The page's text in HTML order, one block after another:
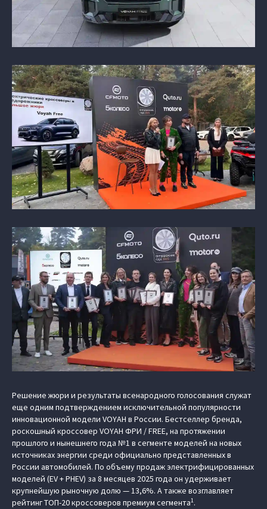
Решение жюри и результаты всенародного голосования служат
еще одним подтверждением исключительной популярности
инновационной модели VOYAH в России. Бестселлер бренда,
роскошный кроссовер VOYAH ФРИ / FREE, на протяжении
прошлого и нынешнего года №1 в сегменте моделей на новых
источниках энергии среди официально представленных в
России автомобилей. По объему продаж электрифицированных
моделей (EV + PHEV) за 8 месяцев 2025 года он удерживает
крупнейшую рыночную долю — 13,6%. А также возглавляет
рейтинг ТОП-20 кроссоверов премиум сегмента1.